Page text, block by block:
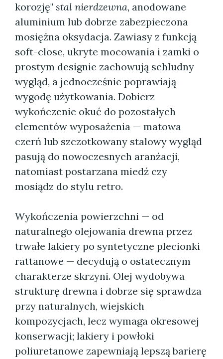
korozję" stal nierdzewna, anodowane
aluminium lub dobrze zabezpieczona
mosiężna oksydacja. Zawiasy z funkcją
soft-close, ukryte mocowania i zamki o
prostym designie zachowują schludny
wygląd, a jednocześnie poprawiają
wygodę użytkowania. Dobierz
wykończenie okuć do pozostałych
elementów wyposażenia — matowa
czerń lub szczotkowany stalowy wygląd
pasują do nowoczesnych aranżacji,
natomiast postarzana miedź czy
mosiądz do stylu retro.
Wykończenia powierzchni — od
naturalnego olejowania drewna przez
trwałe lakiery po syntetyczne plecionki
rattanowe — decydują o ostatecznym
charakterze skrzyni. Olej wydobywa
strukturę drewna i dobrze się sprawdza
przy naturalnych, wiejskich
kompozycjach, lecz wymaga okresowej
konserwacji; lakiery i powłoki
poliuretanowe zapewniają lepszą barierę